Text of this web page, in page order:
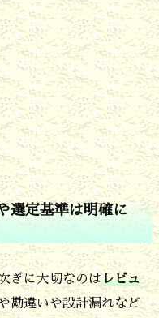
選定基準は明確に
ぎに大切なのはレビュ
勘違いや設計漏れなど